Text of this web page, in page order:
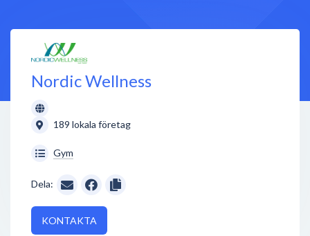
Nordic Wellness
189 lokala företag
Gym
Dela:
KONTAKTA